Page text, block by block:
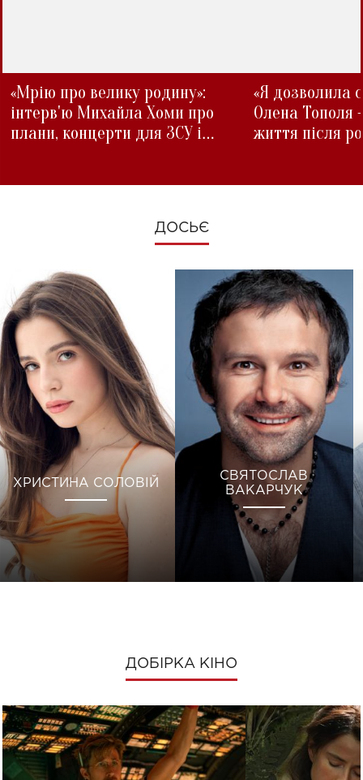
«Мрію про велику родину»:
інтерв'ю Михайла Хоми про
плани, концерти для ЗСУ і
«Я дозволила
Олена Тополя
життя після
ДОСЬЄ
ХРИСТИНА СОЛОВІЙ
СВЯТОСЛАВ
ВАКАРЧУК
ДОБІРКА КІНО